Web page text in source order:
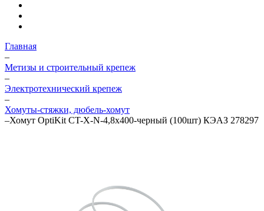
Главная
–
Метизы и строительный крепеж
–
Электротехнический крепеж
–
Хомуты-стяжки, дюбель-хомут
–Хомут OptiKit CT-Х-N-4,8х400-черный (100шт) КЭАЗ 278297